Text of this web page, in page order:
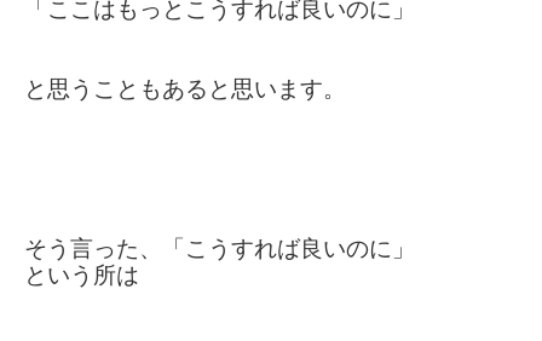
「ここはもっとこうすれば良いのに」
と思うこともあると思います。
そう言った、「こうすれば良いのに」
という所は